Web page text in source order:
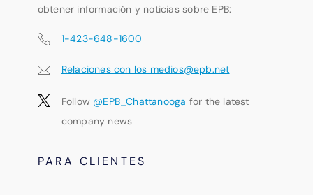
obtener información y noticias sobre EPB:
1-423-648-1600
Relaciones con los medios@epb.net
Follow @EPB_Chattanooga for the latest
company news
PARA CLIENTES